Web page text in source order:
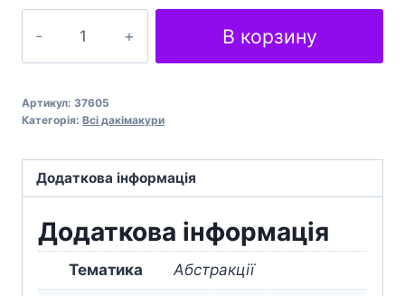
Paint
Spots
кількість
В корзину
Артикул: 37605
Категорія: Всі дакімакури
Додаткова інформація
Додаткова інформація
Тематика Абстракції